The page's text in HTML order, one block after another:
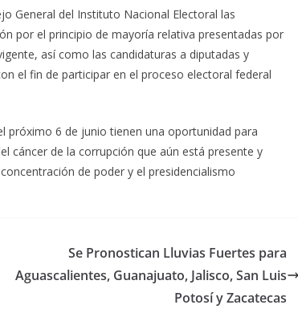
General del Instituto Nacional Electoral las
por el principio de mayoría relativa presentadas por
así como las candidaturas a diputadas y
el fin de participar en el proceso electoral federal
próximo 6 de junio tienen una oportunidad para
cáncer de la corrupción que aún está presente y
de poder y el presidencialismo
Se Pronostican Lluvias Fuertes para
Aguascalientes, Guanajuato, Jalisco, San Luis
Potosí y Zacatecas